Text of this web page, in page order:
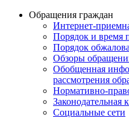
Обращения граждан
Интернет-
Порядок и время
Порядок
Обзоры
Обобщенная
рассмотрения
Нормативно-
Законодательная
Социальные сети